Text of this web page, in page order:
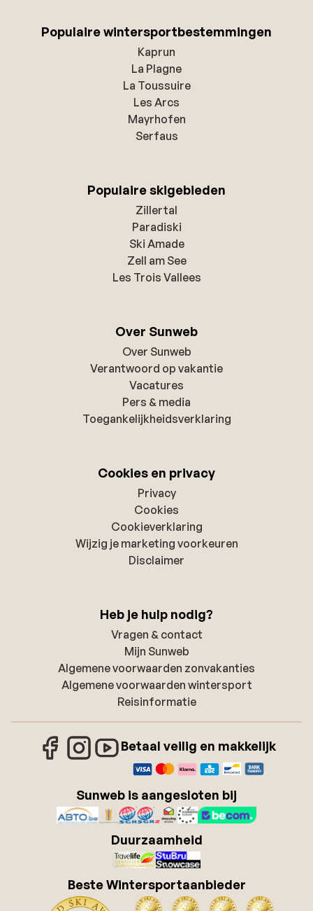
Populaire wintersportbestemmingen
Kaprun
La Plagne
La Toussuire
Les Arcs
Mayrhofen
Serfaus
Populaire skigebieden
Zillertal
Paradiski
Ski Amade
Zell am See
Les Trois Vallees
Over Sunweb
Over Sunweb
Verantwoord op vakantie
Vacatures
Pers & media
Toegankelijkheidsverklaring
Cookies en privacy
Privacy
Cookies
Cookieverklaring
Wijzig je marketing voorkeuren
Disclaimer
Heb je hulp nodig?
Vragen & contact
Mijn Sunweb
Algemene voorwaarden zonvakanties
Algemene voorwaarden wintersport
Reisinformatie
Betaal veilig en makkelijk
Sunweb is aangesloten bij
Duurzaamheid
Beste Wintersportaanbieder